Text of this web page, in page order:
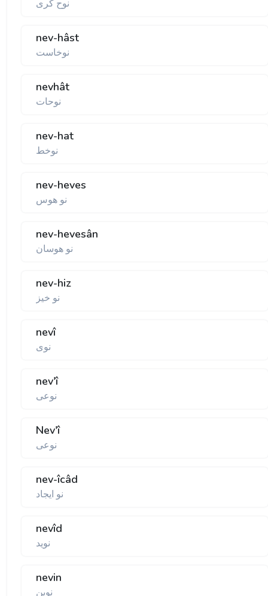
نوح کری
nev-hâst
نوخاست
nevhât
نوحات
nev-hat
نوخط
nev-heves
نو هوس
nev-hevesân
نو هوسان
nev-hiz
نو خيز
nevî
نوی
nev'î
نوعی
Nev'î
نوعی
nev-îcâd
نو ايجاد
nevîd
نويد
nevin
نوين